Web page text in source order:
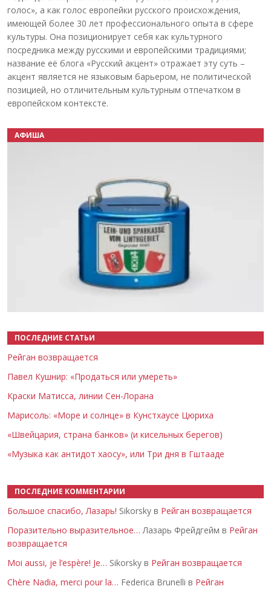
голос», а как голос европейки русского происхождения,
имеющей более 30 лет профессионального опыта в сфере
культуры. Она позиционирует себя как культурного
посредника между русскими и европейскими традициями;
название её блога «Русский акцент» отражает эту суть –
акцент является не языковым барьером, не политической
позицией, но отличительным культурным отпечатком в
европейском контексте.
АФИША
ПОСЛЕДНИЕ СТАТЬИ
Рейган возвращается
Павел Кушнир: «Продаться или умереть»
Краски Матисса, линии Сен-Лорана
Марисоль: «Море и солнце» в Кунстхаусе Цюриха
«Швейцария, страна банков» (и кисельных берегов)
«Музыка как антидот хаосу», или Три дня в Гштааде
ПОСЛЕДНИЕ КОММЕНТАРИИ
Большое спасибо, Лазарь! Sikorsky в Рейган возвращается
Поразительно выразительное… Лазарь Фрейдгейм в Рейган
возвращается
Moi aussi, je l’espère! Je… Sikorsky в Рейган возвращается
Chère Nadia, merci pour la… Federica Brunelli в Рейган